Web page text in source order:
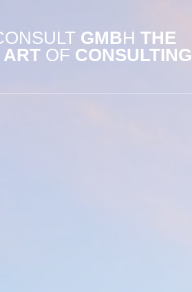
GMBH THE
ART OF CONSULTING